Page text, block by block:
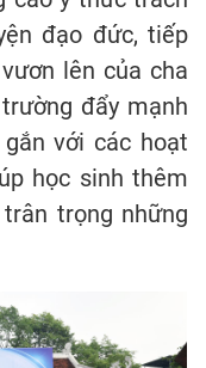
đạo đức, tiếp
lên của cha
đẩy mạnh
với các hoạt
học sinh thêm
trọng những